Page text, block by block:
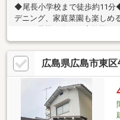
◆尾長小学校まで徒歩約11
デニング、家庭菜園も楽し
続き間になっており、急な
葉中学校エリア※建築基準法
原則、建築・増築・改築はで
建築基準法43条第2項2号許可
能現状、空家のため、いつ
問い合わせください。弊社
おります。※現状有姿での引
広島県広島市東